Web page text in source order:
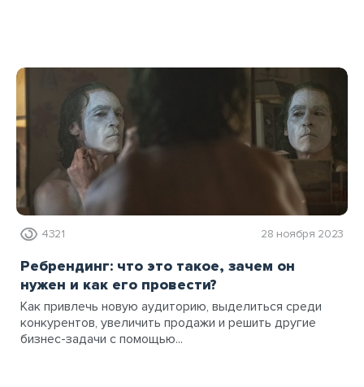
4321 28 ноября 2023
Ребрендинг: что это такое, зачем он
нужен и как его провести?
Как привлечь новую аудиторию, выделиться среди
конкурентов, увеличить продажи и решить другие
бизнес-задачи с помощью...